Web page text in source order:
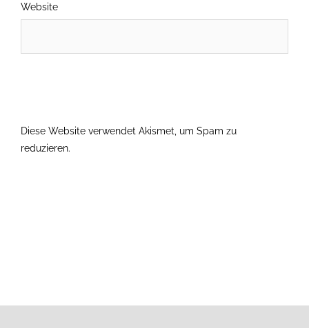
Website
Diese Website verwendet Akismet, um Spam zu
reduzieren.